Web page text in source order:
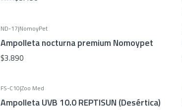
ND-17|NomoyPet
Ampolleta nocturna premium Nomoypet
$3.890
FS-C10|Zoo Med
Ampolleta UVB 10.0 REPTISUN (Desértica)